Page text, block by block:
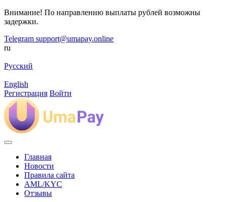
Внимание! По направлению выплаты рублей возможны
задержки.
Telegram support@umapay.online
ru
Русский
English
Регистрация Войти
Главная
Новости
Правила сайта
AML/KYC
Отзывы